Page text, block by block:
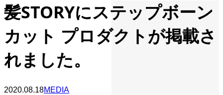
髪STORYにステップボーン
カット プロダクトが掲載さ
れました。
2020.08.18MEDIA